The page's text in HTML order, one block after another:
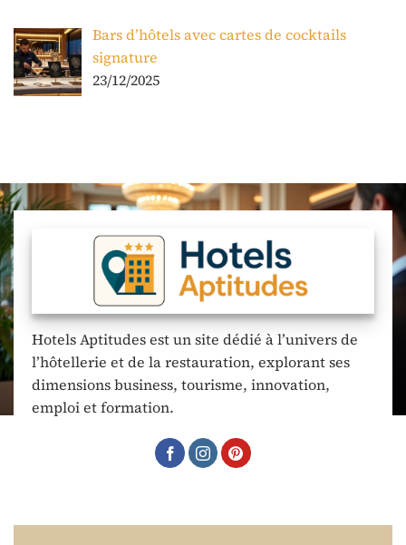
Bars d’hôtels avec cartes de cocktails
signature
23/12/2025
Hotels Aptitudes est un site dédié à l’univers de
l’hôtellerie et de la restauration, explorant ses
dimensions business, tourisme, innovation,
emploi et formation.